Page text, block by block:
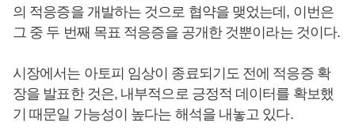
의 적응증을 개발하는 것으로 협약을 맺었는데, 이번은
그 중 두 번째 목표 적응증을 공개한 것뿐이라는 것이다.
시장에서는 아토피 임상이 종료되기도 전에 적응증 확
장을 발표한 것은, 내부적으로 긍정적 데이터를 확보했
기 때문일 가능성이 높다는 해석을 내놓고 있다.